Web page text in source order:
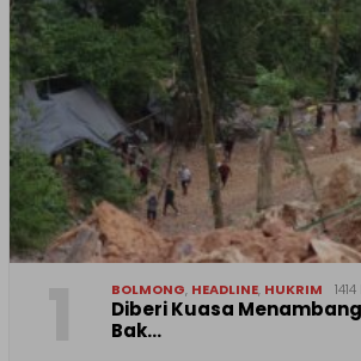
BOLMONG, HEADLINE, HUKRIM
Diberi Kuasa
Bak…